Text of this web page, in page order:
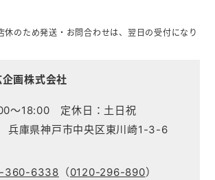
休のため発送・お問合わせは、翌日の受付になり
画株式会社
～18:00 定休日：土日祝
庫県神戸市中央区東川崎1-3-6
360-6338 （0120-296-890）